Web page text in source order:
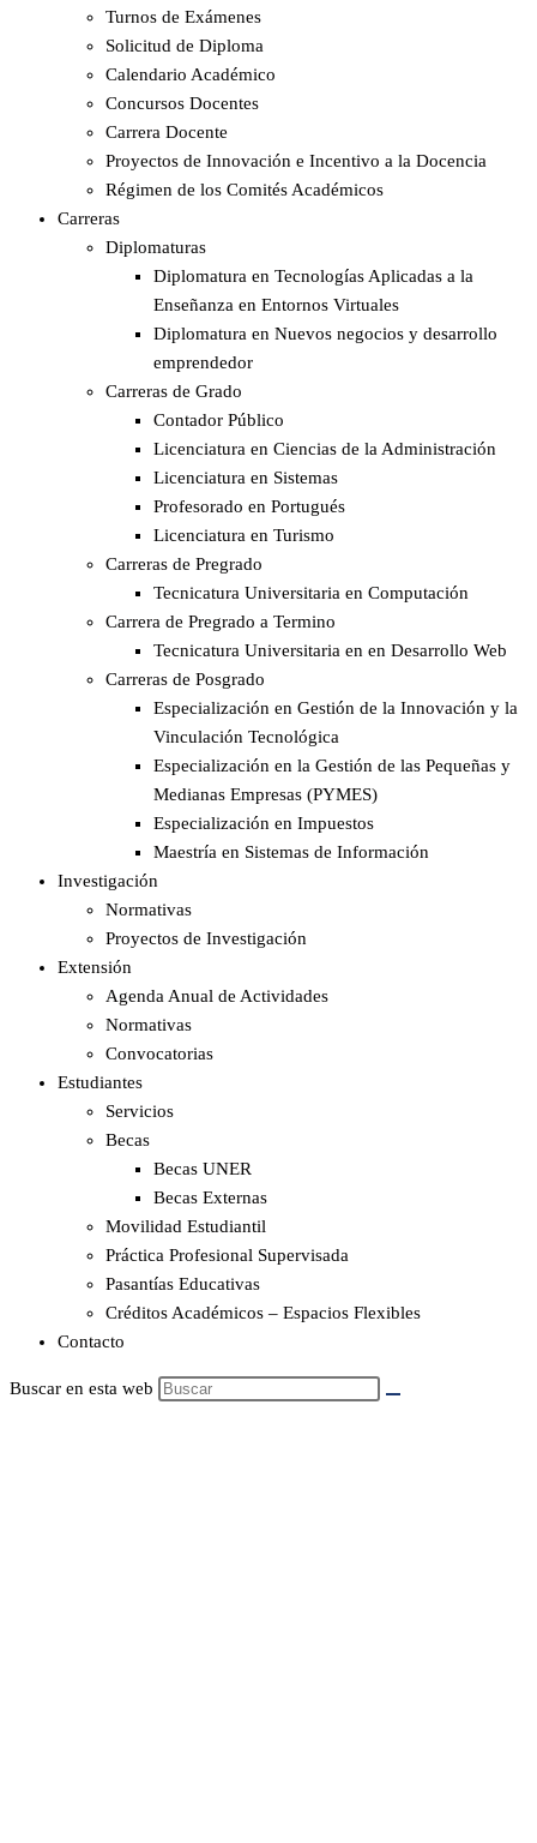
Turnos de Exámenes
Solicitud de Diploma
Calendario Académico
Concursos Docentes
Carrera Docente
Proyectos de Innovación e Incentivo a la Docencia
Régimen de los Comités Académicos
Carreras
Diplomaturas
Diplomatura en Tecnologías Aplicadas a la
Enseñanza en Entornos Virtuales
Diplomatura en Nuevos negocios y desarrollo
emprendedor
Carreras de Grado
Contador Público
Licenciatura en Ciencias de la Administración
Licenciatura en Sistemas
Profesorado en Portugués
Licenciatura en Turismo
Carreras de Pregrado
Tecnicatura Universitaria en Computación
Carrera de Pregrado a Termino
Tecnicatura Universitaria en en Desarrollo Web
Carreras de Posgrado
Especialización en Gestión de la Innovación y la
Vinculación Tecnológica
Especialización en la Gestión de las Pequeñas y
Medianas Empresas (PYMES)
Especialización en Impuestos​
Maestría en Sistemas de Información
Investigación
Normativas
Proyectos de Investigación
Extensión
Agenda Anual de Actividades
Normativas
Convocatorias
Estudiantes
Servicios
Becas
Becas UNER
Becas Externas
Movilidad Estudiantil
Práctica Profesional Supervisada
Pasantías Educativas
Créditos Académicos – Espacios Flexibles
Contacto
Buscar en esta web